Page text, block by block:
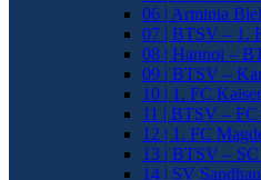
06 | Arminia
07 | BTSV – 1.
08 | Hannoi –
09 | BTSV –
10 | 1. FC
11 | BTSV – FC
12 | 1. FC
13 | BTSV – SC
14 | SV